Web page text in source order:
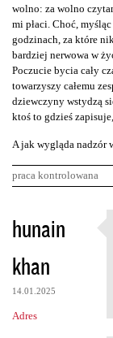
wolno: za wolno
mi płaci. Choć,
godzinach, za które
bardziej nerwowa w
Poczucie bycia cały
towarzyszy całemu
dziewczyny wstydzą
ktoś to gdzieś
A jak wygląda nadzór
praca kontrolowana
K
o
m
e
n
hunain
khan
14.01.2025
Adres